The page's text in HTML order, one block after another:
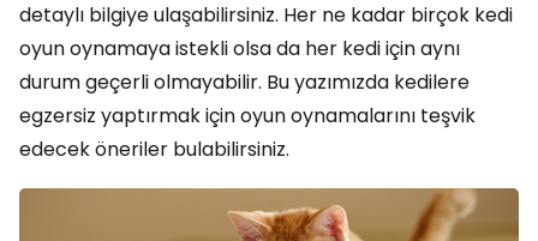
detaylı bilgiye ulaşabilirsiniz. Her ne kadar birçok kedi
oyun oynamaya istekli olsa da her kedi için aynı
durum geçerli olmayabilir. Bu yazımızda kedilere
egzersiz yaptırmak için oyun oynamalarını teşvik
edecek öneriler bulabilirsiniz.